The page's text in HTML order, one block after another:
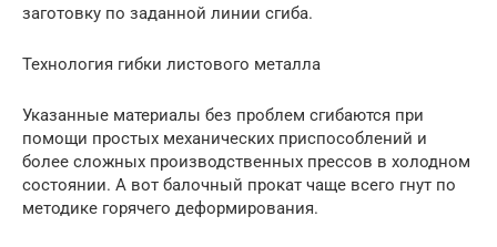
заготовку по заданной линии сгиба.
Технология гибки листового металла
Указанные материалы без проблем сгибаются при
помощи простых механических приспособлений и
более сложных производственных прессов в холодном
состоянии. А вот балочный прокат чаще всего гнут по
методике горячего деформирования.